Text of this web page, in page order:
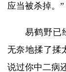
应当被杀掉。”
易鹤野已
无奈地揉了揉
说过你中二病